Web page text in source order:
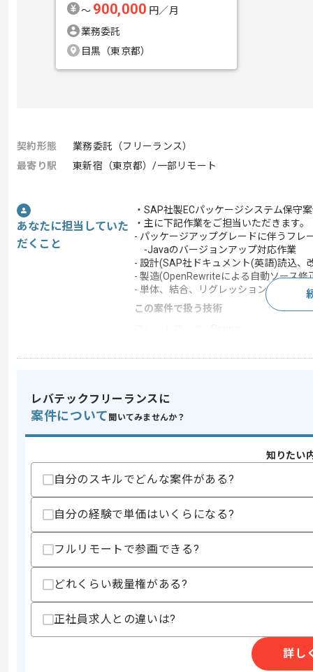
〜 900,000 円／月
業務委託
目黒（東京都）
契約形態
業務委託（フリーランス）
最寄り駅
東新宿（東京都）/一部リモート
あなたに担当していた
だくこと
・SAP社製ECパッケージシステム保守
・主に下記作業をご担当いただきます。
- パッケージアップグレードに伴うフレ
-Javaのバージョンアップ対応作業
- 設計(SAP社ドキュメント(英語)読込、
- 製造(OpenRewriteによる自動ソース修
- 単体、結合、リグレッションテスト
この案件で扱う技術
特徴
スキル
・Springを利用したWEBアプリの開発経
・フレームワークやJavaを用いたバー
歓迎スキル
・OpenRewrite利用経験
・SAP Commerceを用いた開発経験
商談回数
2回
レバテックフリーランスに
案件について 聞いてみませんか？
知りたい
自分のスキルでどんな案件がある?
自分の経験で単価はいくらになる?
フルリモートで参画できる?
どれくらい裁量権がある?
正社員求人との違いは?
詳し